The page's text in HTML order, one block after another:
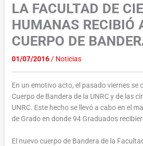
LA FACULTAD DE
HUMANAS RECIBIÓ
CUERPO DE
01/07/2016/ Noticias
En un emotivo acto, el pasado viernes se
Cuerpo de Bandera de la UNRC y de las
UNRC. Este hecho se llevó a cabo en el
de Grado en donde 94 Graduados
El nuevo cuerpo de Bandera de la